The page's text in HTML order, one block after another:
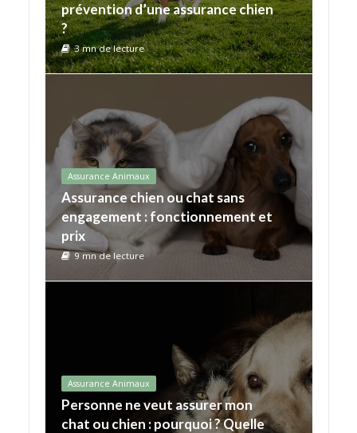
prévention d’une assurance chien
?
3 mn de lecture
Assurance Animaux
Assurance chien ou chat sans
engagement : fonctionnement et
prix
9 mn de lecture
Assurance Animaux
Personne ne veut assurer mon
chat ou chien : pourquoi ? Quelle